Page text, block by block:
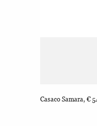
Casaco Samara, €